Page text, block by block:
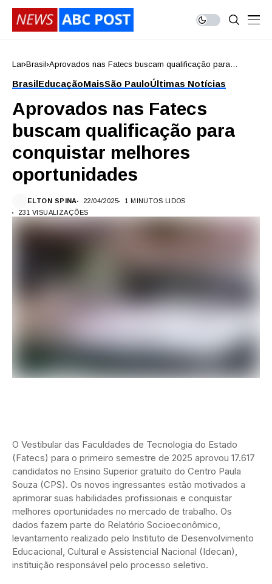
Lar Brasil Aprovados nas Fatecs buscam qualificação para
BrasilEducaçãoMaisSão PauloÚltimas Notícias
Aprovados nas Fatecs
buscam qualificação para
conquistar melhores
oportunidades
ELTON SPINA 22/04/2025
1 MINUTOS LIDOS
231 VISUALIZAÇÕES
O Vestibular das Faculdades de Tecnologia do Estado
(Fatecs) para o primeiro semestre de 2025 aprovou 17.617
candidatos no Ensino Superior gratuito do Centro Paula
Souza (CPS). Os novos ingressantes estão motivados a
aprimorar suas habilidades profissionais e conquistar
melhores oportunidades no mercado de trabalho. Os
dados fazem parte do Relatório Socioeconômico,
levantamento realizado pelo Instituto de Desenvolvimento
Educacional, Cultural e Assistencial Nacional (Idecan),
instituição responsável pelo processo seletivo.